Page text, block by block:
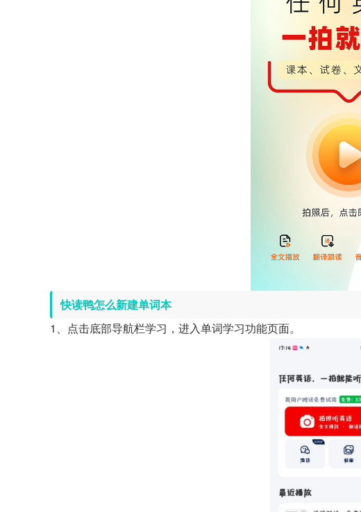
快读鸭怎么新建单词本
1、点击底部导航栏学习，进入单词学习功能页面。